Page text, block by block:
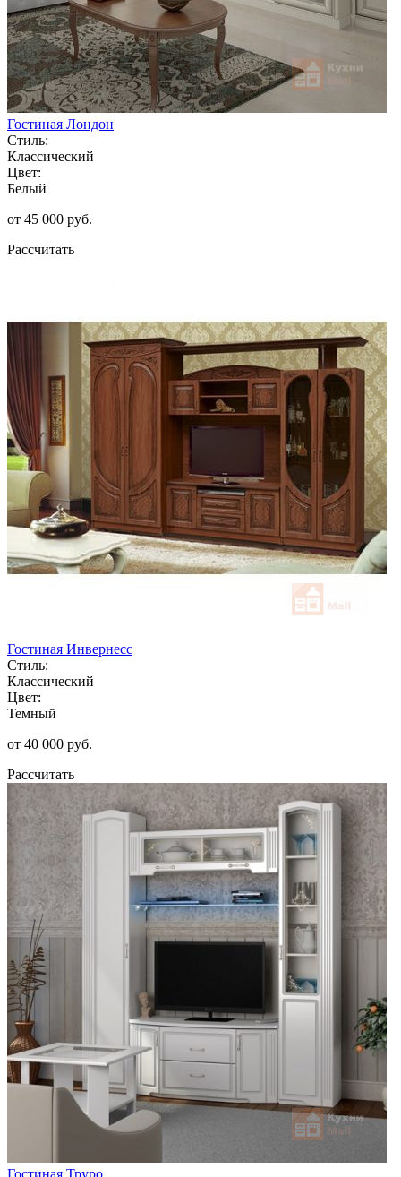
Гостиная Лондон
Стиль:
Классический
Цвет:
Белый
от 45 000 руб.
Рассчитать
Гостиная Инвернесс
Стиль:
Классический
Цвет:
Темный
от 40 000 руб.
Рассчитать
Гостиная Труро